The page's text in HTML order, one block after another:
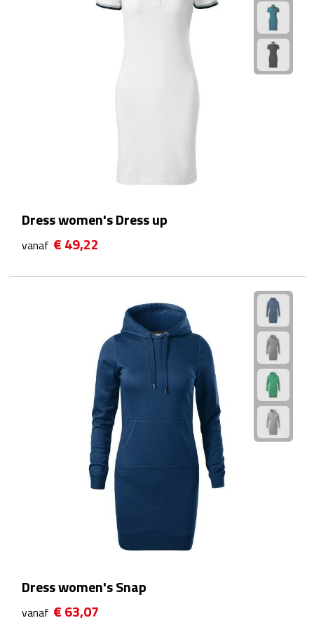
Picknick rugtassen
Matrozentassen
Koffersloten
Bagageweegschalen
Dress women's Dress up
vanaf € 49,22
Dress women's Snap
vanaf € 63,07